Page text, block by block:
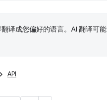
译成您偏好的语言。AI 翻译可能
API